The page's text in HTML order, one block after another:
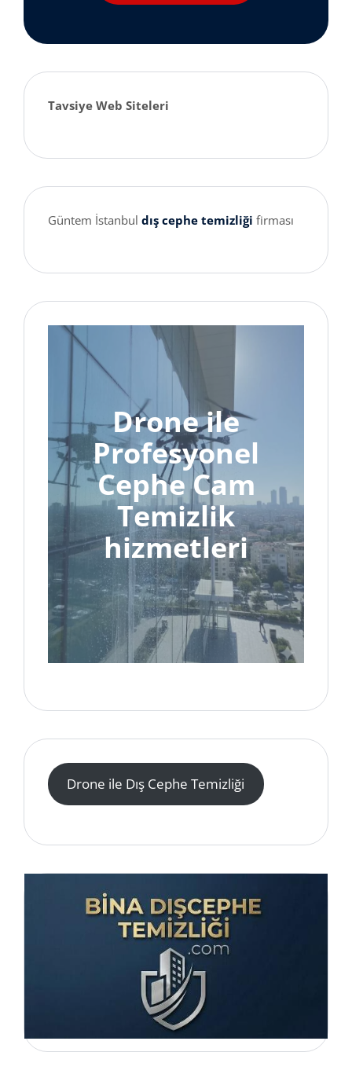
Tavsiye Web Siteleri
Güntem İstanbul dış cephe temizliği firması
Drone ile
Profesyonel
Cephe Cam
Temizlik
hizmetleri
Drone ile Dış Cephe Temizliği